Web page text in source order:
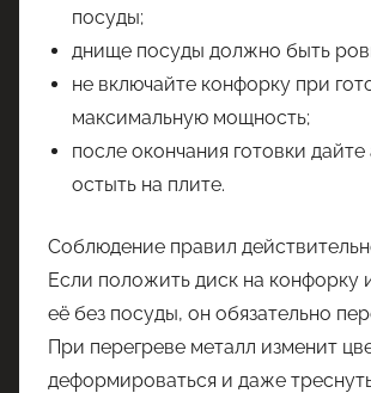
посуды;
днище посуды должно быть
не включайте конфорку при
максимальную мощность;
после окончания готовки
остыть на плите.
Соблюдение правил
Если положить диск на конфорку
её без посуды, он обязательно
При перегреве металл изменит
деформироваться и даже